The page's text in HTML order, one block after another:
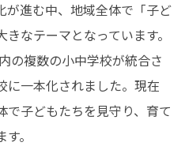
進む中、地域全体で「子ど
なテーマとなっています。
の複数の小中学校が統合さ
に一本化されました。現在
で子どもたちを見守り、育て
。